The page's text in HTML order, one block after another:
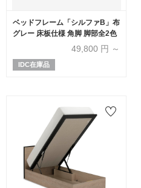
ベッドフレーム「シルファB」布
グレー 床板仕様 角脚 脚部全2色
49,800 円 ～
IDC在庫品